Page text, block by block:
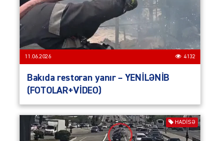
11.06.2026 4132
Bakıda restoran yanır – YENİLƏNİB
(FOTOLAR+VİDEO)
HADISƏ